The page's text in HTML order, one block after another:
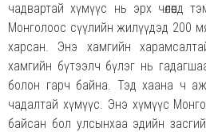
чадвартай хүмүүс нь эрх чөлөөнд
Монголоос сүүлийн жилүүдэд 200
харсан. Энэ хамгийн
хамгийн бүтээлч бүлэг нь
болон гарч байна. Тэд хаана ч
чадалтай хүмүүс. Энэ хүмүүс
байсан бол улсынхаа эдийн